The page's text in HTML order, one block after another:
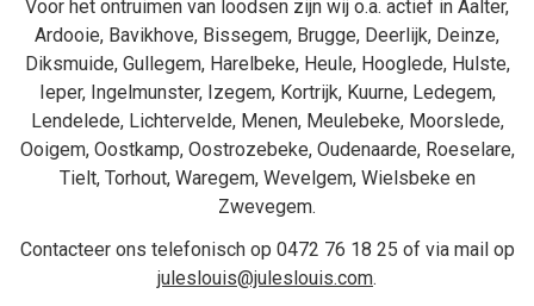
Voor het ontruimen van loodsen zijn wij o.a. actief in Aalter,
Ardooie, Bavikhove, Bissegem, Brugge, Deerlijk, Deinze,
Diksmuide, Gullegem, Harelbeke, Heule, Hooglede, Hulste,
Ieper, Ingelmunster, Izegem, Kortrijk, Kuurne, Ledegem,
Lendelede, Lichtervelde, Menen, Meulebeke, Moorslede,
Ooigem, Oostkamp, Oostrozebeke, Oudenaarde, Roeselare,
Tielt, Torhout, Waregem, Wevelgem, Wielsbeke en
Zwevegem.
Contacteer ons telefonisch op 0472 76 18 25 of via mail op
juleslouis@juleslouis.com.